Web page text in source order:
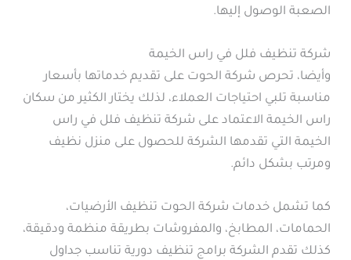
الصعبة الوصول إليها.
شركة تنظيف فلل في راس الخيمة
وأيضا، تحرص شركة الحوت على تقديم خدماتها بأسعار
مناسبة تلبي احتياجات العملاء، لذلك يختار الكثير من سكان
راس الخيمة الاعتماد على شركة تنظيف فلل في راس
الخيمة التي تقدمها الشركة للحصول على منزل نظيف
ومرتب بشكل دائم.
كما تشمل خدمات شركة الحوت تنظيف الأرضيات،
الحمامات، المطابخ، والمفروشات بطريقة منظمة ودقيقة،
كذلك تقدم الشركة برامج تنظيف دورية تناسب جداول